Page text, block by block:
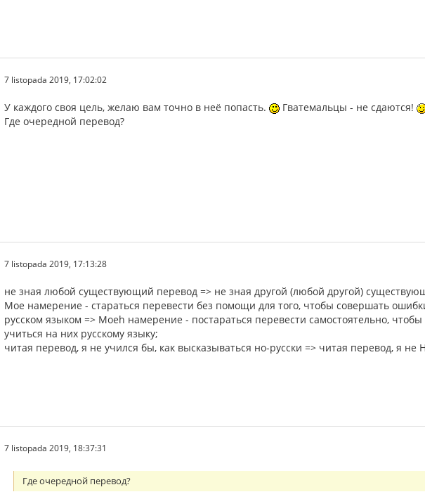
7 listopada 2019, 17:02:02
У каждого своя цель, желаю вам точно в неё попасть.
Гватемальцы - не сдаются!
Где очередной перевод?
7 listopada 2019, 17:13:28
не зная любой существующий перевод => не зная другой (любой другой)
Мое намерение - стараться перевести без помощи для того, чтобы совершать
русском языком => Моеh намерение - постараться перевести самостоятельно,
учиться на них русскому языку;
читая перевод, я не учился бы, как высказываться но-русски => читая перевод, я
7 listopada 2019, 18:37:31
Где очередной перевод?